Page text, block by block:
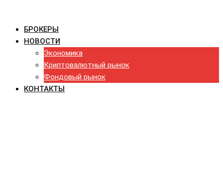
БРОКЕРЫ
НОВОСТИ
Экономика
Криптовалютный рынок
Фондовый рынок
КОНТАКТЫ